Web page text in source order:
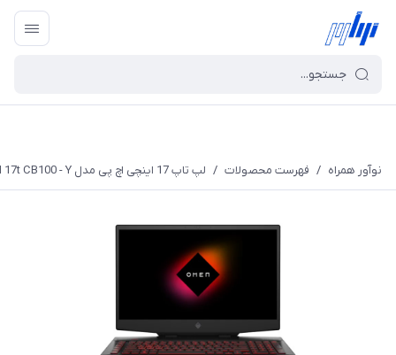
نوآور همراه / فهرست محصولات / لپ تاپ 17 اینچی اچ پی مدل OMEN 17t CB100 - Y